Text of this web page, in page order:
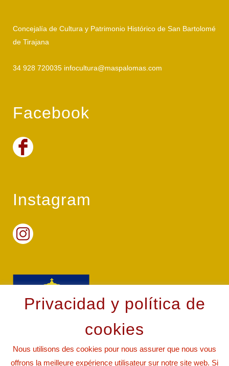
Concejalía de Cultura y Patrimonio Histórico de San Bartolomé
de Tirajana
34 928 720035 infocultura@maspalomas.com
Facebook
Instagram
Privacidad y política de
cookies
Nous utilisons des cookies pour nous assurer que nous vous
offrons la meilleure expérience utilisateur sur notre site web. Si